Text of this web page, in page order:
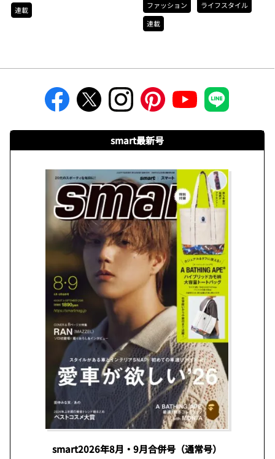
連載 ファッション
ライフスタイル
連載
smart最新号
smart2026年8月・9月合併号（通常号）